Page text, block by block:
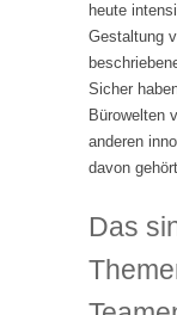
heute
Gestaltung
Sicher
Bürowelten
anderen
davon
Das